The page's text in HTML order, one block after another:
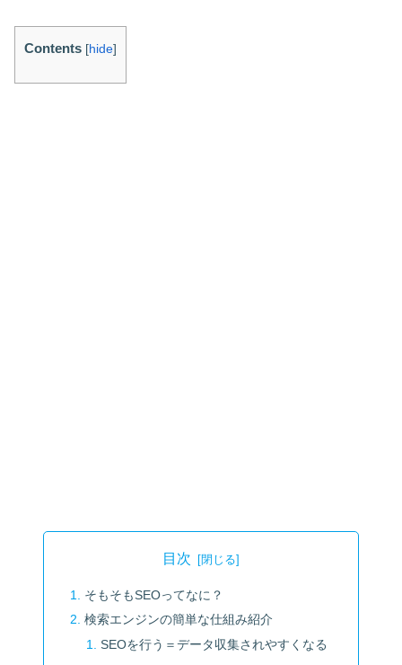
Contents [hide]
目次
そもそもSEOってなに？
検索エンジンの簡単な仕組み紹介
SEOを行う＝データ収集されやすくなる